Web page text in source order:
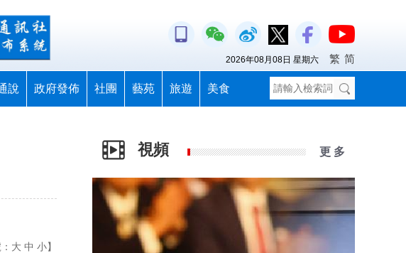
說 政府發佈 社團 藝苑 旅遊 美食
2026年08月08日 星期六 繁 简
大 中 小】
視頻 更 多